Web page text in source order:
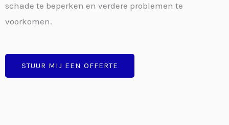
schade te beperken en verdere problemen te
voorkomen.
STUUR MIJ EEN OFFERTE